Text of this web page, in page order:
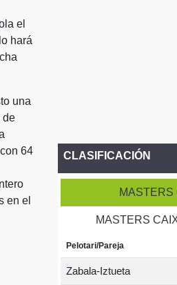
el
hará
una
de
64
en el
CLASIFICACIÓN
MASTERS
MASTERS
Pelotari/Pareja
Zabala-Iztueta